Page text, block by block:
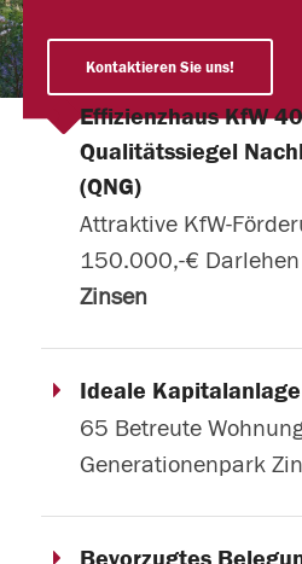
Kontaktieren Sie uns!
Effizienzhaus KfW
Qualitätssiegel
(QNG)
Attraktive KfW-
150.000,-€
Zinsen
Ideale Kapitalanlage
65 Betreute
Generationenpark
Bevorzugtes